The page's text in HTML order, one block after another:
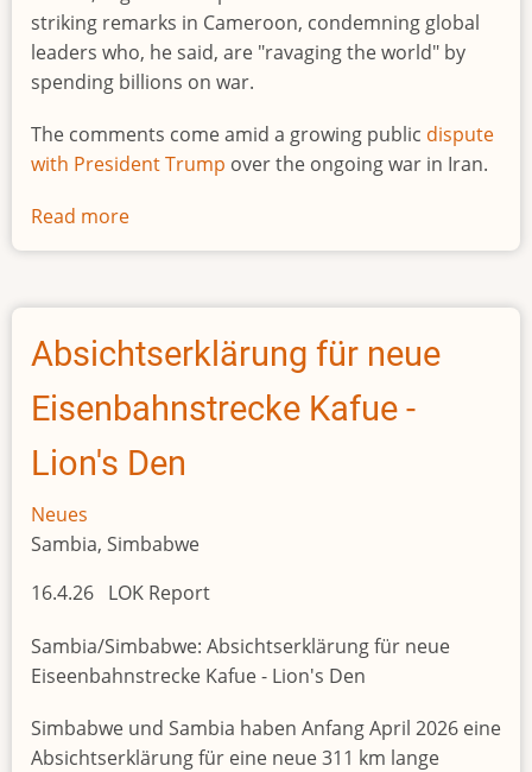
to
490,000
ounces
2026
striking remarks in Cameroon, condemning global
leaders who, he said, are "ravaging the world" by
spending billions on war.
The comments come amid a growing public dispute
with President Trump over the ongoing war in Iran.
Read more
Pope
takes
at
'handful
of
tyrants'
spending
on
amid
tensions
with
Trump
Absichtserklärung für neue
Eisenbahnstrecke Kafue -
Lion's Den
Neues
Sambia, Simbabwe
16.4.26 LOK Report
Sambia/Simbabwe: Absichtserklärung für neue
Eiseenbahnstrecke Kafue - Lion's Den
Simbabwe und Sambia haben Anfang April 2026 eine
Absichtserklärung für eine neue 311 km lange